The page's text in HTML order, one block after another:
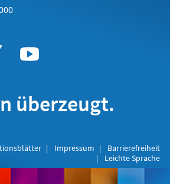
überzeugt.
Impressum
Barrierefreiheit
Leichte Sprache